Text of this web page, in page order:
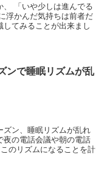
、 「いや少しは進んでる
浮かんだ気持ちは前者だ
てみることが出来まし
ンで睡眠リズムが乱
ズン、睡眠リズムが乱れ
夜の電話会議や朝の電話
のリズムになることを計